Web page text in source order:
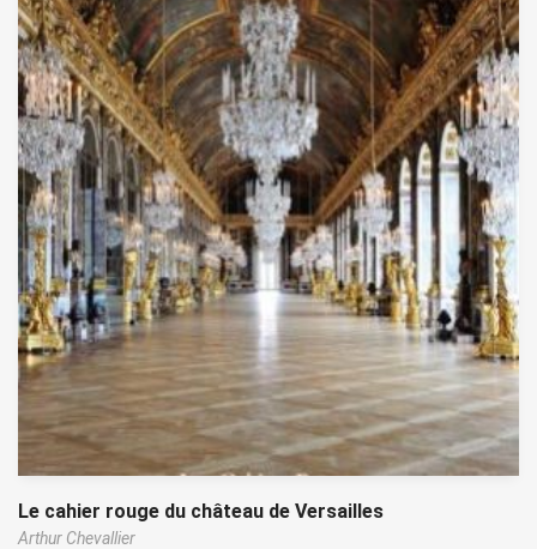
Le cahier rouge du château de Versailles
Arthur Chevallier